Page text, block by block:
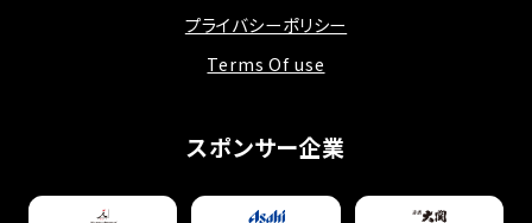
プライバシーポリシー
Terms Of use
スポンサー企業